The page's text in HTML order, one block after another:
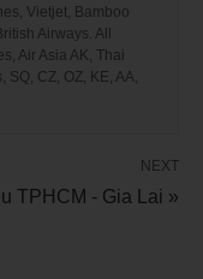
Vietjet, Bamboo
Airways. All
Air Asia AK, Thai
CZ, OZ, KE, AA,
NEXT
TPHCM - Gia Lai »